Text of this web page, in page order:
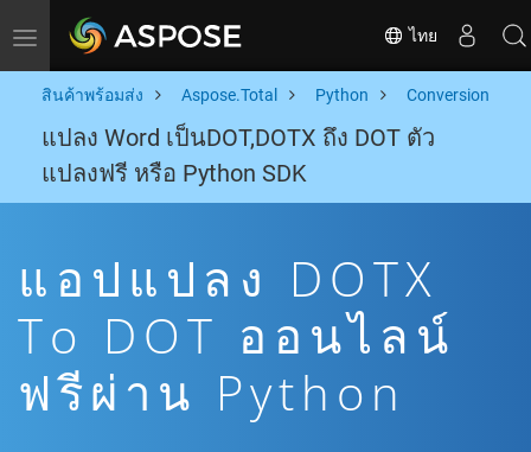
Toggle navigation ไทย
สินค้าพร้อมส่ง Aspose.Total Python Conversion
แปลง Word เป็นDOT,DOTX ถึง DOT ตัว
แปลงฟรี หรือ Python SDK
แอปแปลง DOTX
To DOT ออนไลน์
ฟรีผ่าน Python